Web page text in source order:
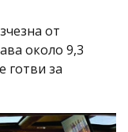
от
около 9,3
готви за